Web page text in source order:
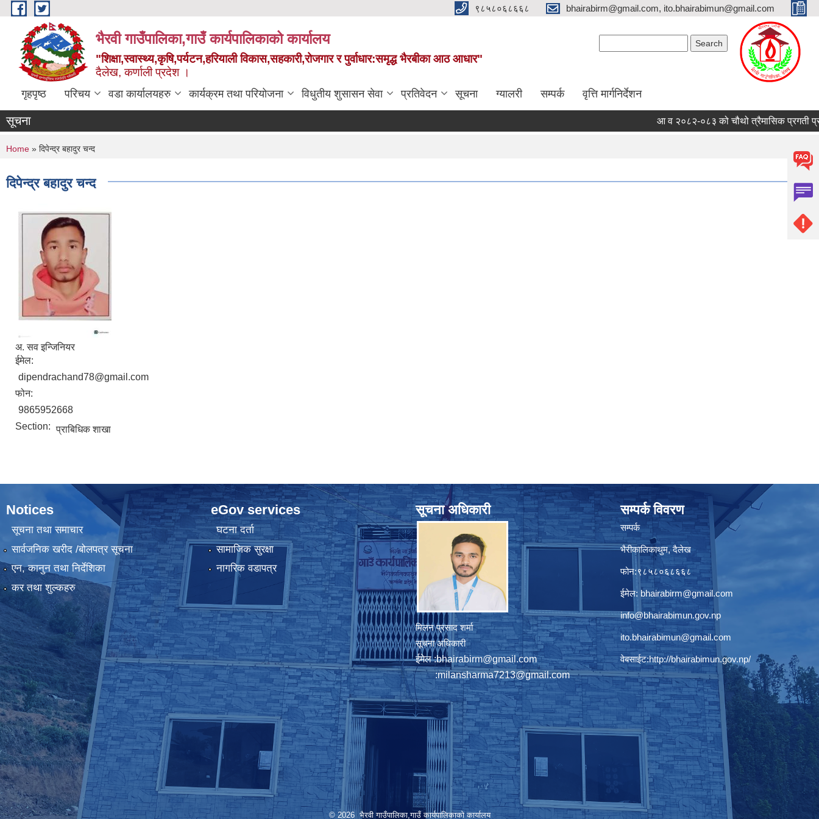
Skip to main content ९८५८०६८६६८ bhairabirm@gmail.com, ito.bhairabimun@gmail.com
भैरवी गाउँपालिका,गाउँ कार्यपालिकाको कार्यालय
"शिक्षा,स्वास्थ्य,कृषि,पर्यटन,हरियाली विकास,सहकारी,रोजगार र पुर्वाधार:समृद्ध भैरबीका आठ आधार"
दैलेख, कर्णाली प्रदेश ।
गृहपृष्ठ परिचय वडा कार्यालयहरु कार्यक्रम तथा परियोजना विधुतीय शुसासन सेवा प्रतिवेदन सूचना ग्यालरी सम्पर्क वृत्ति मार्गनिर्देशन
सूचना आ व २०८२-०८३ को चौथो त्रैमासिक प्रगती
You are here
Home » दिपेन्द्र बहादुर चन्द
दिपेन्द्र बहादुर चन्द
अ. सव इन्जिनियर
ईमेल:
dipendrachand78@gmail.com
फोन:
9865952668
Section: प्राबिधिक शाखा
Notices
सूचना तथा समाचार
सार्वजनिक खरीद /बोलपत्र सूचना
एन, कानुन तथा निर्देशिका
कर तथा शुल्कहरु
eGov services
घटना दर्ता
सामाजिक सुरक्षा
नागरिक वडापत्र
सूचना अधिकारी
मिलन प्रसाद शर्मा
सूचना अधिकारी
ईमेल :bhairabirm@gmail.com
:milansharma7213@gmail.com
सम्पर्क विवरण
सम्पर्क
भैरीकालिकाथुम, दैलेख
फोन:९८५८०६८६६८
ईमेल: bhairabirm@gmail.com
info@bhairabimun.gov.np
ito.bhairabimun@gmail.com
वेबसाईट:http://bhairabimun.gov.np/
© 2026 भैरवी गाउँपालिका,गाउँ कार्यपालिकाको कार्यालय